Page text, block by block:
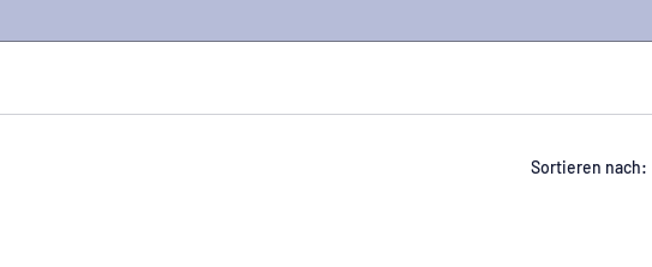
Sortieren nach: